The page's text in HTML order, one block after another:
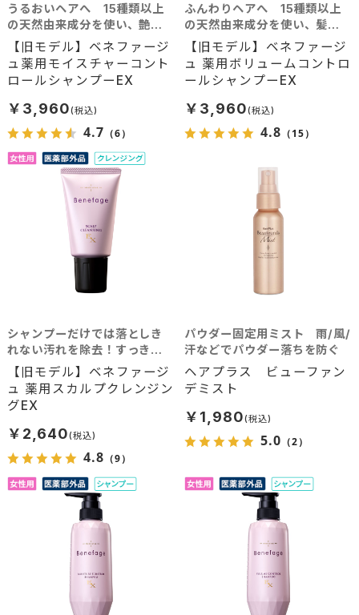
【旧モデル】ベネファージ
ュ薬用モイスチャーコント
ロールシャンプーEX
うるおいヘアへ 15種類以上
の天然由来成分を使い、艶や
かな美髪へと導く
￥3,960
4.7 （6）
【旧モデル】ベネファージ
ュ 薬用ボリュームコントロ
ールシャンプーEX
ふんわりヘアへ 15種類以上
の天然由来成分を使い、髪に
豊かなボリュームを
￥3,960
4.8 （15）
【旧モデル】ベネファージ
ュ 薬用スカルプクレンジン
グEX
シャンプーだけでは落としき
れない汚れを除去！すっきり
クリアな毛穴へ
￥2,640
4.8 （9）
ヘアプラス ビューファン
デミスト
パウダー固定用ミスト 雨/風/
汗などでパウダー落ちを防ぐ
￥1,980
5.0 （2）